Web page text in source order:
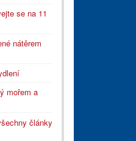
se na 11
nátěrem
mořem a
články